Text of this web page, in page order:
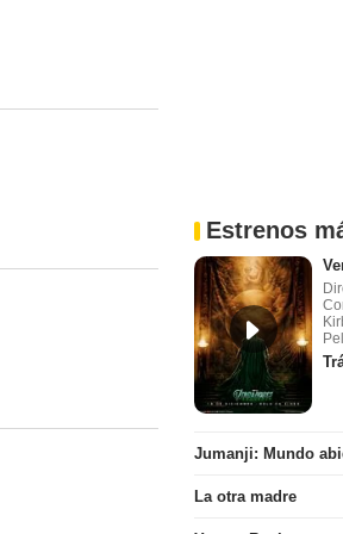
Estrenos
Jumanji: Mundo
La otra madre